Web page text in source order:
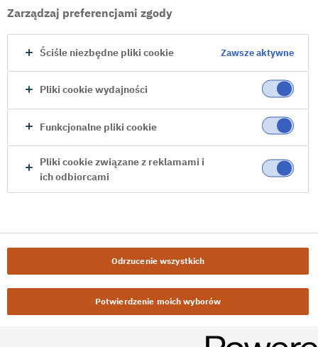
Zarządzaj preferencjami zgody
Ściśle niezbędne pliki cookie Zawsze aktywne
Pliki cookie wydajności
Funkcjonalne pliki cookie
Pliki cookie związane z reklamami i
ich odbiorcami
Odrzucenie wszystkich
Potwierdzenie moich wyborów